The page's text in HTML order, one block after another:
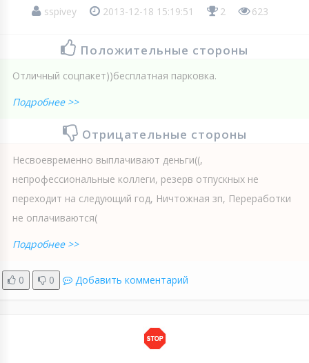
sspivey 2013-12-18 15:19:51 2 623
Положительные стороны
Отличный соцпакет))бесплатная парковка.
Подробнее >>
Отрицательные стороны
Несвоевременно выплачивают деньги((,
непрофессиональные коллеги, резерв отпускных не
переходит на следующий год, Ничтожная зп, Переработки
не оплачиваются(
Подробнее >>
0 0 Добавить комментарий